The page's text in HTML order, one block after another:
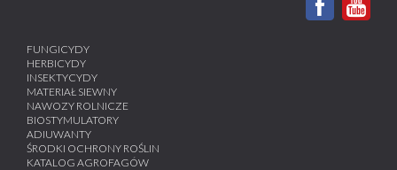
FUNGICYDY
HERBICYDY
INSEKTYCYDY
MATERIAŁ SIEWNY
NAWOZY ROLNICZE
BIOSTYMULATORY
ADIUWANTY
ŚRODKI OCHRONY ROŚLIN
KATALOG AGROFAGÓW